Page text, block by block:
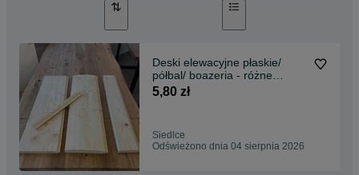
Deski elewacyjne płaskie/
półbal/ boazeria - różne
szerokości? TANIO
5,80 zł
Siedlce
Odświeżono dnia 04 sierpnia 2026